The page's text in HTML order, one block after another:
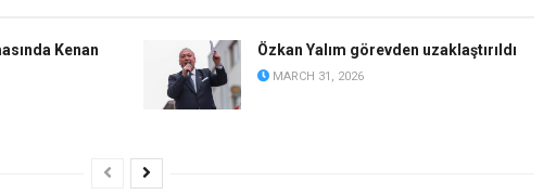
Kenan
Özkan Yalım görevden uzaklaştırıldı
MARCH 31, 2026